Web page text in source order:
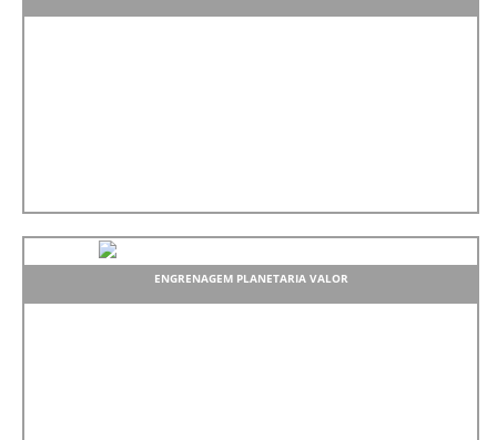
ENGRENAGEM PLANETARIA VALOR